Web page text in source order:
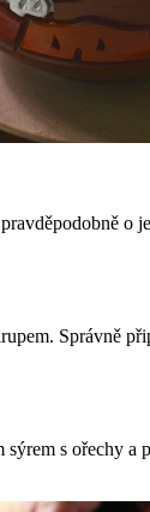
o
Správně
s ořechy a